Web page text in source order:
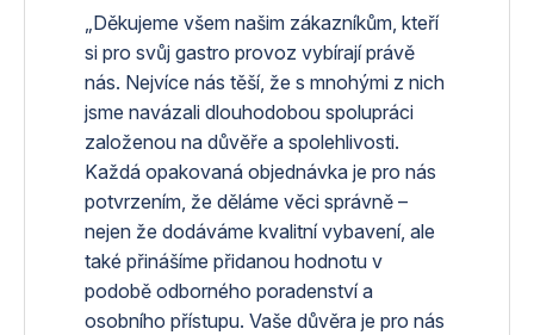
„Děkujeme všem našim zákazníkům, kteří
si pro svůj gastro provoz vybírají právě
nás. Nejvíce nás těší, že s mnohými z nich
jsme navázali dlouhodobou spolupráci
založenou na důvěře a spolehlivosti.
Každá opakovaná objednávka je pro nás
potvrzením, že děláme věci správně –
nejen že dodáváme kvalitní vybavení, ale
také přinášíme přidanou hodnotu v
podobě odborného poradenství a
osobního přístupu. Vaše důvěra je pro nás